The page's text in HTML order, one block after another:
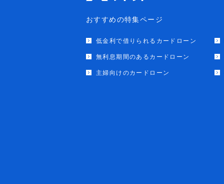
おすすめの特集ページ
低金利で借りられるカードローン
無利息期間のあるカードローン
主婦向けのカードローン